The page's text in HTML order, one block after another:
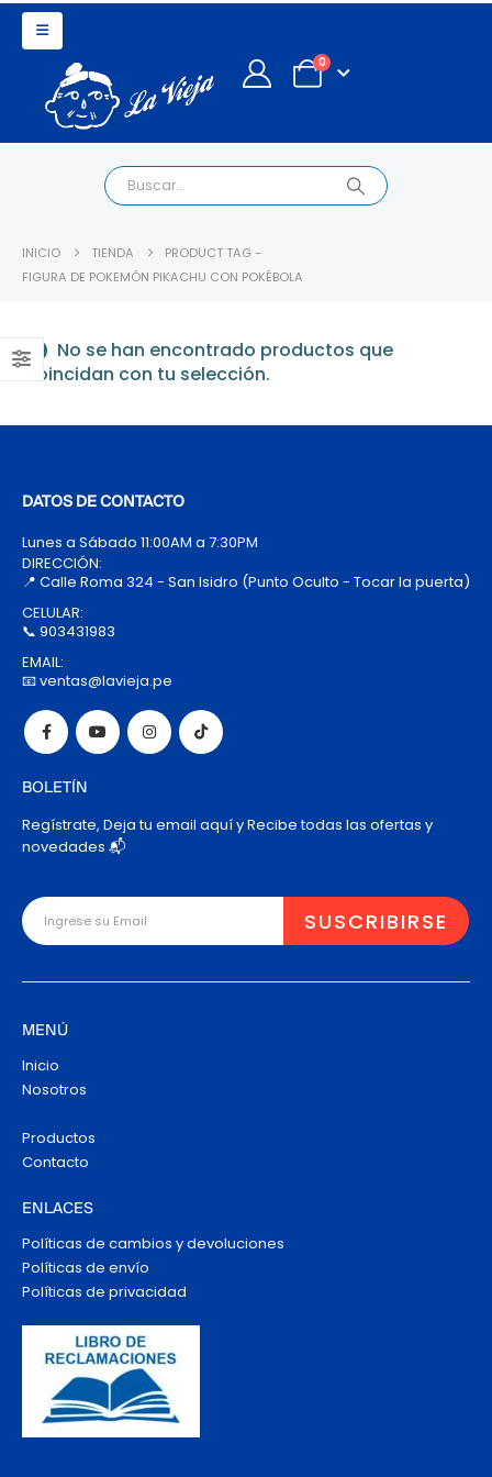
0
INICIO TIENDA
PRODUCT TAG -
FIGURA DE POKEMÓN PIKACHU CON POKÉBOLA
No se han encontrado productos que
coincidan con tu selección.
DATOS DE CONTACTO
Lunes a Sábado 11:00AM a 7:30PM
DIRECCIÓN:
📍 Calle Roma 324 - San Isidro (Punto Oculto - Tocar la puerta)
CELULAR:
📞 903431983
EMAIL:
📧 ventas@lavieja.pe
BOLETÍN
Regístrate, Deja tu email aquí y Recibe todas las ofertas y
novedades 📬
MENÚ
Inicio
Nosotros
Productos
Contacto
ENLACES
Políticas de cambios y devoluciones
Políticas de envío
Políticas de privacidad